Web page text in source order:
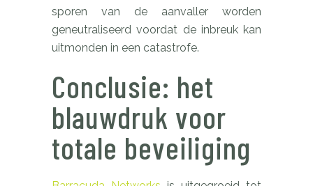
sporen van de aanvaller worden
geneutraliseerd voordat de inbreuk kan
uitmonden in een catastrofe.
Conclusie: het
blauwdruk voor
totale beveiliging